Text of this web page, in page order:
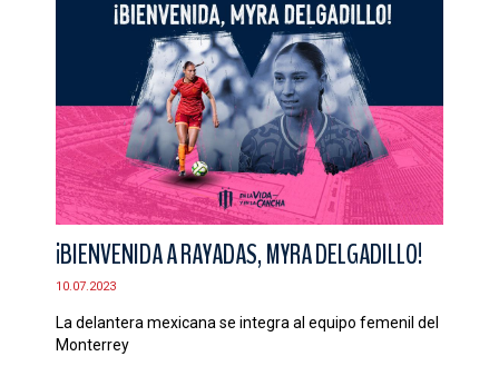
¡BIENVENIDA A RAYADAS, MYRA DELGADILLO!
10.07.2023
La delantera mexicana se integra al equipo femenil del
Monterrey